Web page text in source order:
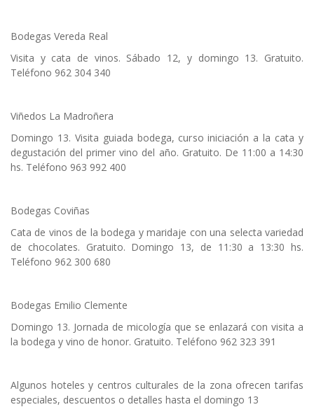
Bodegas Vereda Real
Visita y cata de vinos. Sábado 12, y domingo 13. Gratuito.
Teléfono 962 304 340
Viñedos La Madroñera
Domingo 13. Visita guiada bodega, curso iniciación a la cata y
degustación del primer vino del año. Gratuito. De 11:00 a 14:30
hs. Teléfono 963 992 400
Bodegas Coviñas
Cata de vinos de la bodega y maridaje con una selecta variedad
de chocolates. Gratuito. Domingo 13, de 11:30 a 13:30 hs.
Teléfono 962 300 680
Bodegas Emilio Clemente
Domingo 13. Jornada de micología que se enlazará con visita a
la bodega y vino de honor. Gratuito. Teléfono 962 323 391
Algunos hoteles y centros culturales de la zona ofrecen tarifas
especiales, descuentos o detalles hasta el domingo 13